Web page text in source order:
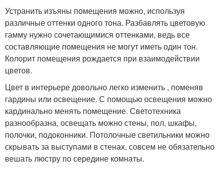
Устранить изъяны помещения можно, используя
различные оттенки одного тона. Разбавлять цветовую
гамму нужно сочетающимися оттенками, ведь все
составляющие помещения не могут иметь один тон.
Колорит помещения рождается при взаимодействии
цветов.
Цвет в интерьере довольно легко изменить , поменяв
гардины или освещение. С помощью освещения можно
кардинально менять помещение. Светотехника
разнообразна, освещать можно стены, пол, шкафы,
полочки, подоконники. Потолочные светильники можно
скрывать за выступами в стенах, совсем не обязательно
вешать люстру по середине комнаты.